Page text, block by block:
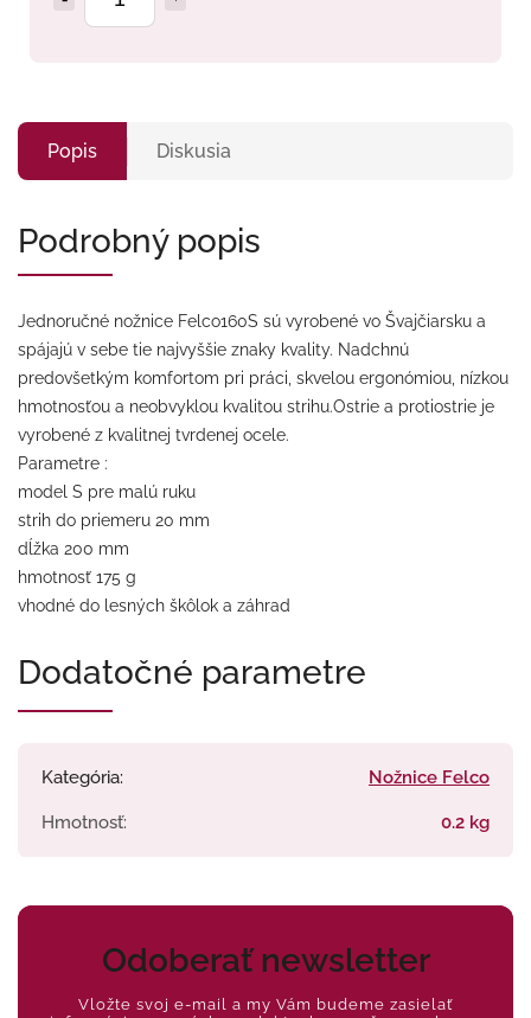
Popis Diskusia
Podrobný popis
Jednoručné nožnice Felco160S sú vyrobené vo Švajčiarsku a
spájajú v sebe tie najvyššie znaky kvality. Nadchnú
predovšetkým komfortom pri práci, skvelou ergonómiou, nízkou
hmotnosťou a neobvyklou kvalitou strihu.Ostrie a protiostrie je
vyrobené z kvalitnej tvrdenej ocele.
Parametre :
model S pre malú ruku
strih do priemeru 20 mm
dĺžka 200 mm
hmotnosť 175 g
vhodné do lesných škôlok a záhrad
Dodatočné parametre
Kategória: Nožnice Felco
Hmotnosť: 0.2 kg
Odoberať newsletter
Vložte svoj e-mail a my Vám budeme zasielať